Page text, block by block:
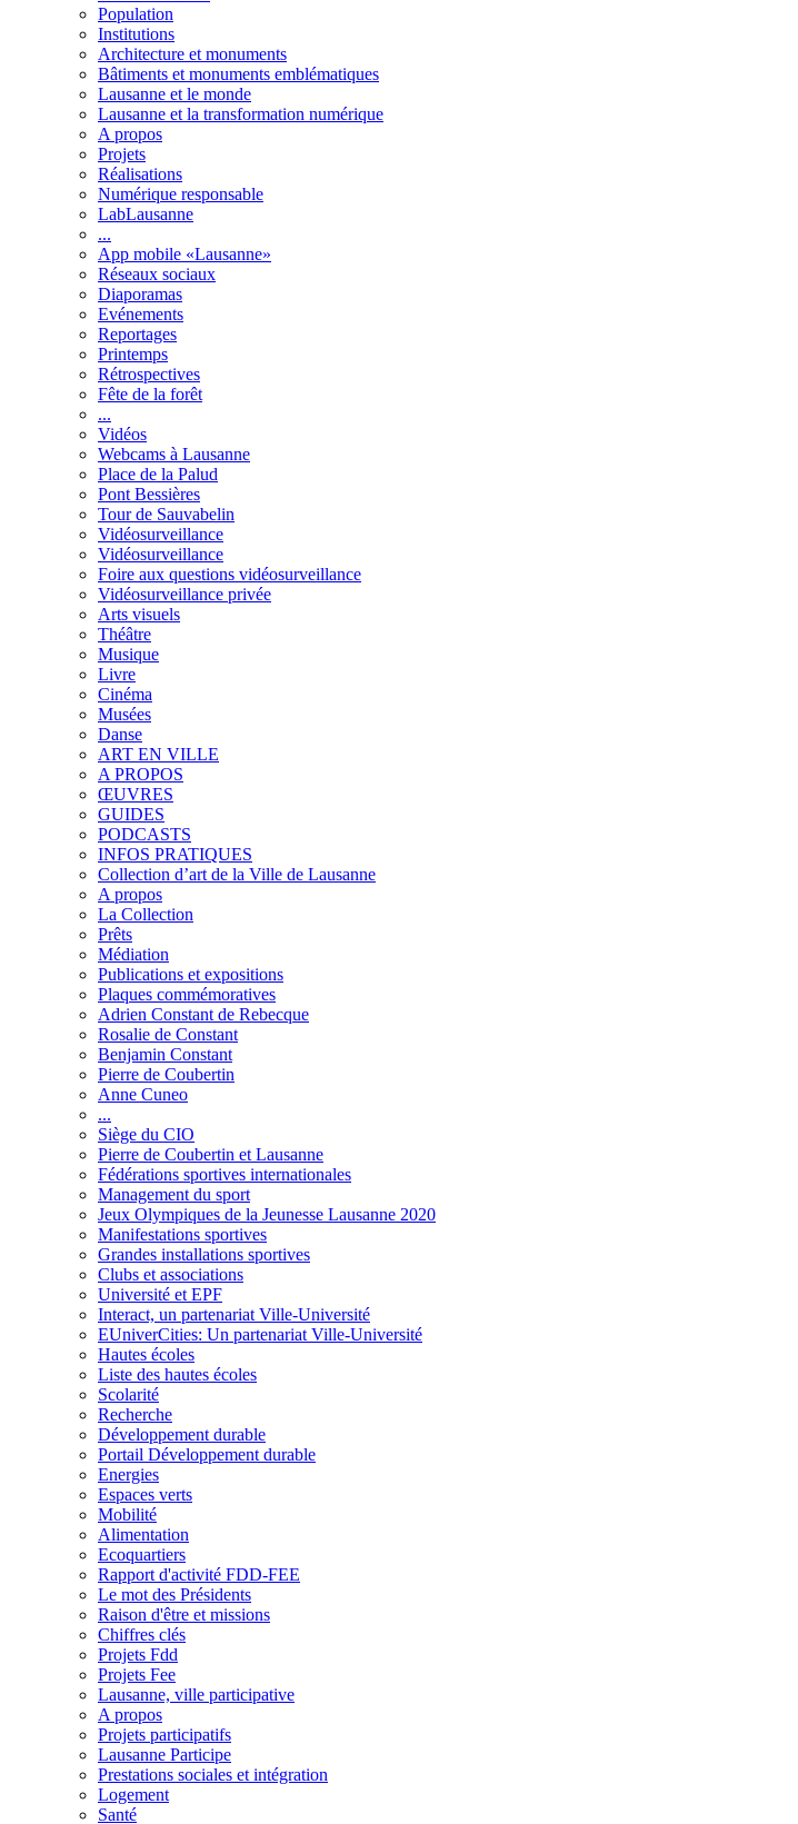
Population
Institutions
Architecture et monuments
Bâtiments et monuments emblématiques
Lausanne et le monde
Lausanne et la transformation numérique
A propos
Projets
Réalisations
Numérique responsable
LabLausanne
...
App mobile «Lausanne»
Réseaux sociaux
Diaporamas
Evénements
Reportages
Printemps
Rétrospectives
Fête de la forêt
...
Vidéos
Webcams à Lausanne
Place de la Palud
Pont Bessières
Tour de Sauvabelin
Vidéosurveillance
Vidéosurveillance
Foire aux questions vidéosurveillance
Vidéosurveillance privée
Arts visuels
Théâtre
Musique
Livre
Cinéma
Musées
Danse
ART EN VILLE
A PROPOS
ŒUVRES
GUIDES
PODCASTS
INFOS PRATIQUES
Collection d’art de la Ville de Lausanne
A propos
La Collection
Prêts
Médiation
Publications et expositions
Plaques commémoratives
Adrien Constant de Rebecque
Rosalie de Constant
Benjamin Constant
Pierre de Coubertin
Anne Cuneo
...
Siège du CIO
Pierre de Coubertin et Lausanne
Fédérations sportives internationales
Management du sport
Jeux Olympiques de la Jeunesse Lausanne 2020
Manifestations sportives
Grandes installations sportives
Clubs et associations
Université et EPF
Interact, un partenariat Ville-Université
EUniverCities: Un partenariat Ville-Université
Hautes écoles
Liste des hautes écoles
Scolarité
Recherche
Développement durable
Portail Développement durable
Energies
Espaces verts
Mobilité
Alimentation
Ecoquartiers
Rapport d'activité FDD-FEE
Le mot des Présidents
Raison d'être et missions
Chiffres clés
Projets Fdd
Projets Fee
Lausanne, ville participative
A propos
Projets participatifs
Lausanne Participe
Prestations sociales et intégration
Logement
Santé